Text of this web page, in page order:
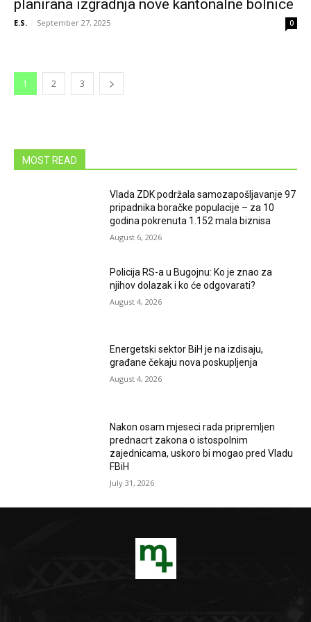
planirana izgradnja nove kantonalne bolnice
E.S. - September 27, 2025 0
1 2 3
MOST READ
Vlada ZDK podržala samozapošljavanje 97
pripadnika boračke populacije – za 10
godina pokrenuta 1.152 mala biznisa
August 6, 2026
Policija RS-a u Bugojnu: Ko je znao za
njihov dolazak i ko će odgovarati?
August 4, 2026
Energetski sektor BiH je na izdisaju,
građane čekaju nova poskupljenja
August 4, 2026
Nakon osam mjeseci rada pripremljen
prednacrt zakona o istospolnim
zajednicama, uskoro bi mogao pred Vladu
FBiH
July 31, 2026